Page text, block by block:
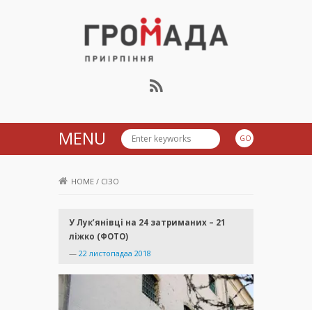
Громада Приірпіння
MENU
HOME / СІЗО
У Лук’янівці на 24 затриманих – 21
ліжко (ФОТО)
— 22 листопадаа 2018